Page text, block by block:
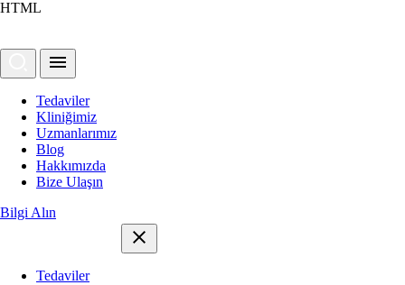
HTML
Tedaviler
Kliniğimiz
Uzmanlarımız
Blog
Hakkımızda
Bize Ulaşın
Bilgi Alın
Tedaviler